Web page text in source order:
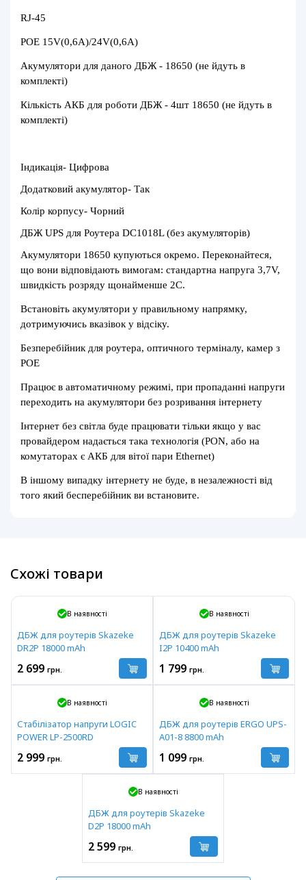
RJ-45
POE 15V(0,6А)/24V(0,6А)
Акумулятори для даного ДБЖ - 18650 (не йдуть в
комплекті)
Кількість АКБ для роботи ДБЖ - 4шт 18650 (не йдуть в
комплекті)
Індикація- Цифрова
Додатковий акумулятор- Так
Колір корпусу- Чорний
ДБЖ UPS для Роутера DC1018L (без акумуляторів)
Акумулятори 18650 купуються окремо. Переконайтеся,
що вони відповідають вимогам: стандартна напруга 3,7V,
швидкість розряду щонайменше 2С.
Встановіть акумулятори у правильному напрямку,
дотримуючись вказівок у відсіку.
Безперебійник для роутера, оптичного терміналу, камер з
POE
Працює в автоматичному режимі, при пропаданні напруги
переходить на акумулятори без розривання інтернету
Інтернет без світла буде працювати тільки якщо у вас
провайдером надається така технологія (PON, або на
комутаторах є АКБ для вітої пари Ethernet)
В іншому випадку інтернету не буде, в незалежності від
того який бесперебійник ви встановите.
Схожі товари
В наявності
ДБЖ для роутерів Skazeke
DR2P 18000 mAh
2 699 грн.
В наявності
ДБЖ для роутерів Skazeke
I2P 10400 mAh
1 799 грн.
В наявності
Стабілізатор напруги LOGIC
POWER LP-2500RD
2 999 грн.
В наявності
ДБЖ для роутерів ERGO UPS-
A01-8 8800 mAh
1 099 грн.
В наявності
ДБЖ для роутерів Skazeke
D2P 18000 mAh
2 599 грн.